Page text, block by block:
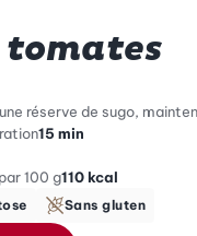
tomates
réserve de sugo,
15 min
par 100 g110 kcal
Sans gluten